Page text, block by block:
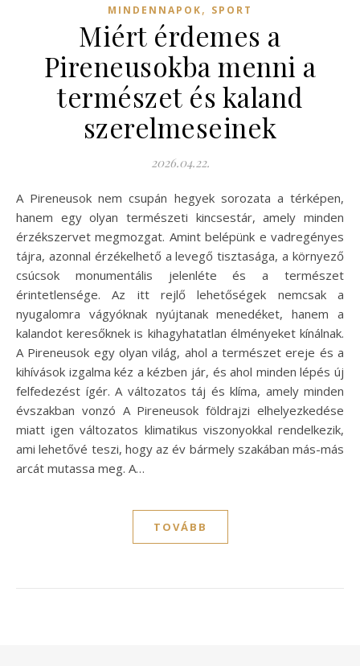
MINDENNAPOK, SPORT
Miért érdemes a
Pireneusokba menni a
természet és kaland
szerelmeseinek
2026.04.22.
A Pireneusok nem csupán hegyek sorozata a térképen,
hanem egy olyan természeti kincsestár, amely minden
érzékszervet megmozgat. Amint belépünk e vadregényes
tájra, azonnal érzékelhető a levegő tisztasága, a környező
csúcsok monumentális jelenléte és a természet
érintetlensége. Az itt rejlő lehetőségek nemcsak a
nyugalomra vágyóknak nyújtanak menedéket, hanem a
kalandot keresőknek is kihagyhatatlan élményeket kínálnak.
A Pireneusok egy olyan világ, ahol a természet ereje és a
kihívások izgalma kéz a kézben jár, és ahol minden lépés új
felfedezést ígér. A változatos táj és klíma, amely minden
évszakban vonzó A Pireneusok földrajzi elhelyezkedése
miatt igen változatos klimatikus viszonyokkal rendelkezik,
ami lehetővé teszi, hogy az év bármely szakában más-más
arcát mutassa meg. A…
TOVÁBB